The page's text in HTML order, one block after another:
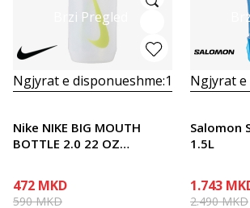
Brzi Pregled
Ngjyrat e disponueshme:1
Nike NIKE BIG MOUTH
BOTTLE 2.0 22 OZ
472 MKD
590MKD
Ngjyrat e
Salomon
1.5L
1.743
2.490MKD